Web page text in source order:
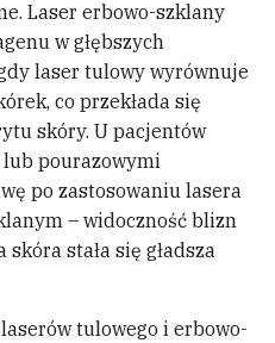
Laser erbowo-szklany
w głębszych
laser tulowy wyrównuje
co przekłada się
skóry. U pacjentów
pourazowymi
po zastosowaniu lasera
– widoczność blizn
stała się gładsza
tulowego i erbowo-